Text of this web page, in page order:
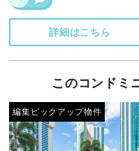
詳細はこちら
このコンドミ
編集ピックアップ物件